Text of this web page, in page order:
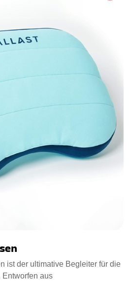
ist der ultimative Begleiter für die
Entworfen aus